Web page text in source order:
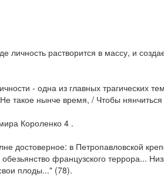
личность растворится в массу, и
- одна из главных трагических
такое нынче время, / Чтобы
Короленко 4 .
достоверное: в Петропавловской
французского террора...
плоды..." (78).